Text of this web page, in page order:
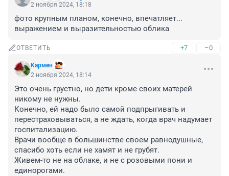
2 ноября 2024, 18:18
фото крупным планом, конечно, впечатляет...
выражением и выразительностью облика
ОТВЕТИТЬ +7 –0
Kармен
2 ноября 2024, 18:14
Это очень грустно, но дети кроме своих матерей
никому не нужны.
Конечно, ей надо было самой подпрыгивать и
перестраховываться, а не ждать, когда врач надумает
госпитализацию.
Врачи вообще в большинстве своем равнодушные,
спасибо хоть если не хамят и не грубят.
Живем-то не на облаке, и не с розовыми пони и
единорогами.